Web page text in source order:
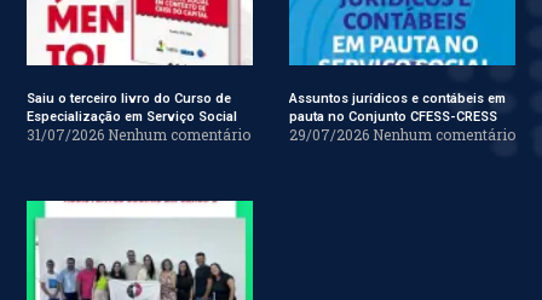
Saiu o terceiro livro do Curso de
Especialização em Serviço Social
31/07/2026 Nenhum comentário
Assuntos jurídicos e contábeis em
pauta no Conjunto CFESS-CRESS
29/07/2026 Nenhum comentário